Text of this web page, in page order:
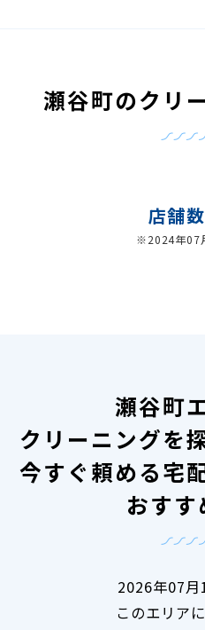
瀬谷町のクリ
店舗数
※2024年07
瀬谷町
クリーニングを
今すぐ頼める宅
おすす
2026年07月
このエリア